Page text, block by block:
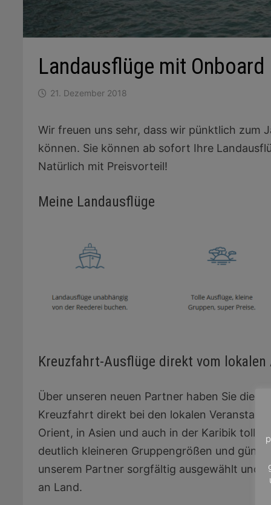
Landausflüge mit
21. Dezember 2018
Wir freuen uns sehr, dass wir pünktlich zum
können. Sie können ab sofort Ihre
Natürlich mit Preisvorteil!
Meine Landausflüge
Kreuzfahrt-Ausflüge direkt vom lokalen
Über unseren neuen Partner haben Sie die
Kreuzfahrt direkt bei den lokalen
Orient, in Asien und auch in der Karibik
deutlich kleineren Gruppengrößen und
unserem Partner sorgfältig ausgewählt und
an Land.